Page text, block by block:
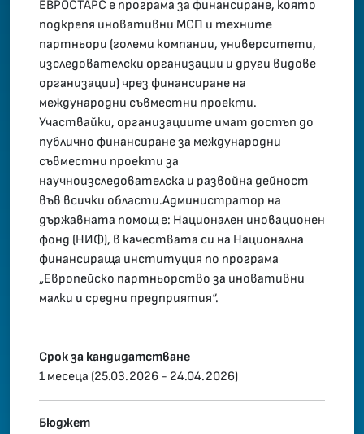
ЕВРОСТАРС е програма за финансиране, която
подкрепя иновативни МСП и техните
партньори (големи компании, университети,
изследователски организации и други видове
организации) чрез финансиране на
международни съвместни проекти.
Участвайки, организациите имат достъп до
публично финансиране за международни
съвместни проекти за
научноизследователска и развойна дейност
във всички области.Администратор на
държавната помощ е: Национален иновационен
фонд (НИФ), в качествата си на Национална
финансираща институция по програма
„Европейско партньорство за иновативни
малки и средни предприятия“.
Срок за кандидатстване
1 месеца (25.03.2026 - 24.04.2026)
Бюджет